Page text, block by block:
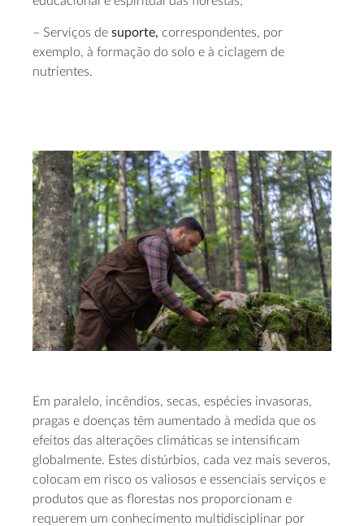
– Serviços de suporte, correspondentes, por
exemplo, à formação do solo e à ciclagem de
nutrientes.
Em paralelo, incêndios, secas, espécies invasoras,
pragas e doenças têm aumentado à medida que os
efeitos das alterações climáticas se intensificam
globalmente. Estes distúrbios, cada vez mais severos,
colocam em risco os valiosos e essenciais serviços e
produtos que as florestas nos proporcionam e
requerem um conhecimento multidisciplinar por